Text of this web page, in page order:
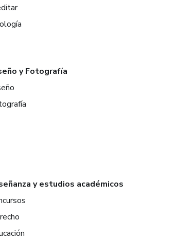
y Fotografía
y estudios académicos